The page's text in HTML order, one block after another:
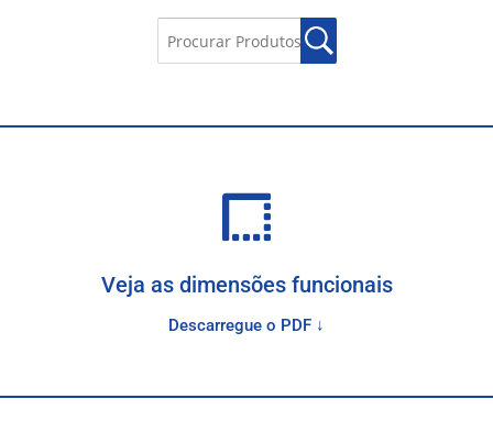
Veja as dimensões funcionais
Descarregue o PDF ↓